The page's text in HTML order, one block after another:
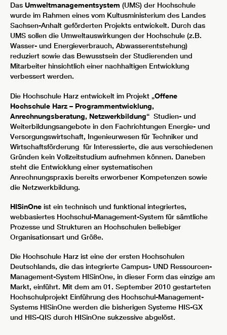
Das Umweltmanagementsystem (UMS) der Hochschule
wurde im Rahmen eines vom Kultusministerium des Landes
Sachsen-Anhalt geförderten Projekts entwickelt. Durch das
UMS sollen die Umweltauswirkungen der Hochschule (z.B.
Wasser- und Energieverbrauch, Abwasserentstehung)
reduziert sowie das Bewusstsein der Studierenden und
Mitarbeiter hinsichtlich einer nachhaltigen Entwicklung
verbessert werden.
Die Hochschule Harz entwickelt im Projekt „Offene
Hochschule Harz – Programmentwicklung,
Anrechnungsberatung, Netzwerkbildung“ Studien- und
Weiterbildungsangebote in den Fachrichtungen Energie- und
Versorgungswirtschaft, Ingenieurwesen für Techniker und
Wirtschaftsförderung für Interessierte, die aus verschiedenen
Gründen kein Vollzeitstudium aufnehmen können. Daneben
steht die Entwicklung einer systematischen
Anrechnungspraxis bereits erworbener Kompetenzen sowie
die Netzwerkbildung.
HISinOne ist ein technisch und funktional integriertes,
webbasiertes Hochschul-Management-System für sämtliche
Prozesse und Strukturen an Hochschulen beliebiger
Organisationsart und Größe.
Die Hochschule Harz ist eine der ersten Hochschulen
Deutschlands, die das integrierte Campus- UND Ressourcen-
Management-System HISinOne, in dieser Form das einzige am
Markt, einführt. Mit dem am 01. September 2010 gestarteten
Hochschulprojekt Einführung des Hochschul-Management-
Systems HISinOne werden die bisherigen Systeme HIS-GX
und HIS-QIS durch HISinOne sukzessive abgelöst.